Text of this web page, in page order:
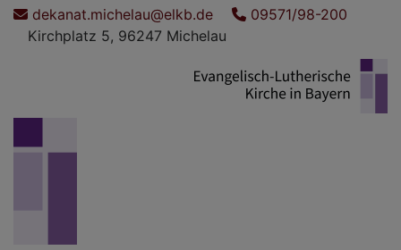
Direktdekanat.michelau@elkb.de
09571/98-200
Kirchplatz 5, 96247 Michelau